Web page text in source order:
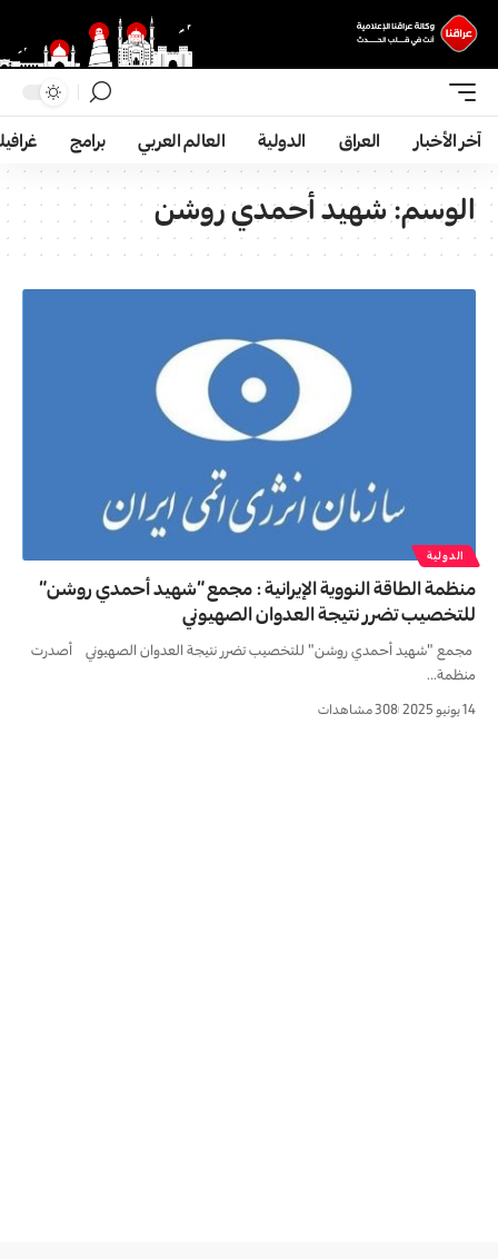
آخر الأخبار العراق الدولية العالم العربي برامج
الوسم:شهيد أحمدي روشن
الدولية
منظمة الطاقة النووية الإيرانية : مجمع “شهيد أحمدي روشن”
للتخصيب تضرر نتيجة العدوان الصهيوني
مجمع "شهيد أحمدي روشن" للتخصيب تضرر نتيجة العدوان الصهيوني أصدرت
منظمة…
14 يونيو 2025 308 مشاهدات